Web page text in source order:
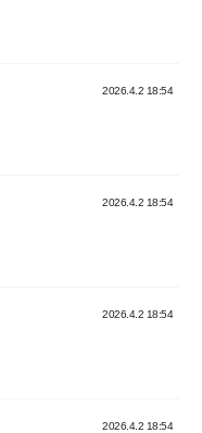
2026.4.2 18:54
2026.4.2 18:54
2026.4.2 18:54
2026.4.2 18:54